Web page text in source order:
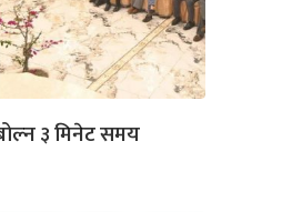
३ मिनेट समय